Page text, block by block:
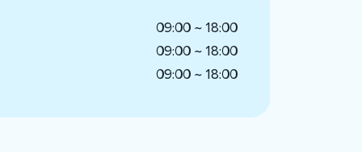
09:00 ~ 18:00
09:00 ~ 18:00
09:00 ~ 18:00